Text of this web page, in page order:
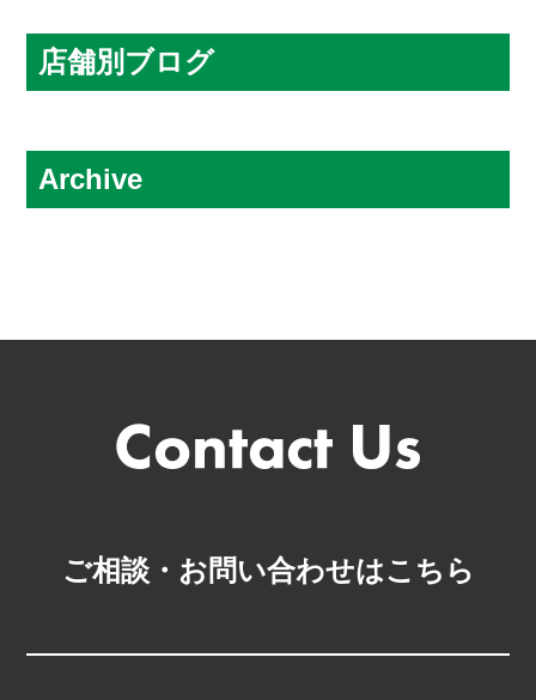
店舗別ブログ
シカゴ店
シリコンバレー・サンフランシスコ店
Archive
2026.01
ご相談・お問い合わせはこちら